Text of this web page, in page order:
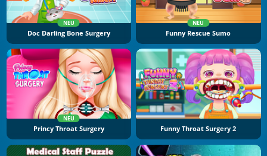
NEU
Doc Darling Bone Surgery
NEU
Funny Rescue Sumo
NEU
Princy Throat Surgery Funny Throat Surgery 2